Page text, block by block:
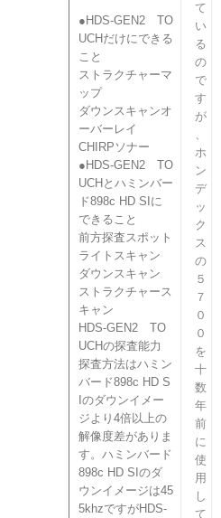
●HDS-GEN2 TO
UCHだけにできる
こと
ストラクチャーマ
ップ
ダウンスキャンオ
ーバーレイ
CHIRPソナー
●HDS-GEN2 TO
UCHとハミンバー
ド898c HD SIに
できること
前方探査スポット
ライトスキャン
ダウンスキャン
ストラクチャース
キャン
HDS-GEN2 TO
UCHの探査能力
探査方法はハミン
バード898c HD S
Iのダウンイメー
ジより4倍以上の
解像度差がありま
す。ハミンバード
898c HD SIのダ
ウンイメージは45
5khzですがHDS-
て
い
る
の
で
す
が
、
ホ
ン
デ
ッ
ク
ス
の
５
７
０
０
を
十
数
年
前
に
使
用
し
て